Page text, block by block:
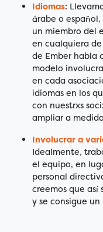
Idiomas:
árabe o
un miembro del
en cualquiera
de Ember habla
modelo
en cada
idiomas en los
con nuestrxs
ampliar a
Involucrar a
Idealmente,
el equipo, en
personal
creemos que así
y se consigue